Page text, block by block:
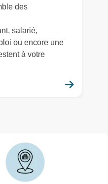
des
salarié,
ou encore une
à votre